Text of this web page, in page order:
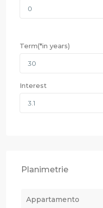
Term(*in years)
Interest
Planimetrie
Appartamento